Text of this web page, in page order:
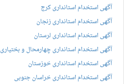
آگهی استخدام استانداری کرج
آگهی استخدام استانداری زنجان
آگهی استخدام استانداری لرستان
آگهی استخدام استانداری چهارمحال و بختیاری
آگهی استخدام استانداری خوزستان
آگهی استخدام استانداری خراسان جنوبی